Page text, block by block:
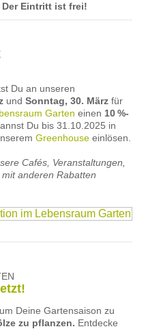
Der Eintritt ist frei!
Du an unseren
und Sonntag, 30. März für
Garten einen 10 %-
Du bis 31.10.2025 in
Greenhouse einlösen.
Cafés, Veranstaltungen,
anderen Rabatten
Deine Gartensaison zu
zu pflanzen. Entdecke